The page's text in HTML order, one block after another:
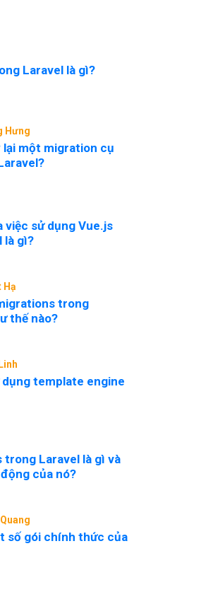
Laravel là gì?
Hưng
lại một migration cụ
việc sử dụng Vue.js
là gì?
Hạ
trong
thế nào?
dụng template engine
trong Laravel là gì và
của nó?
số gói chính thức của